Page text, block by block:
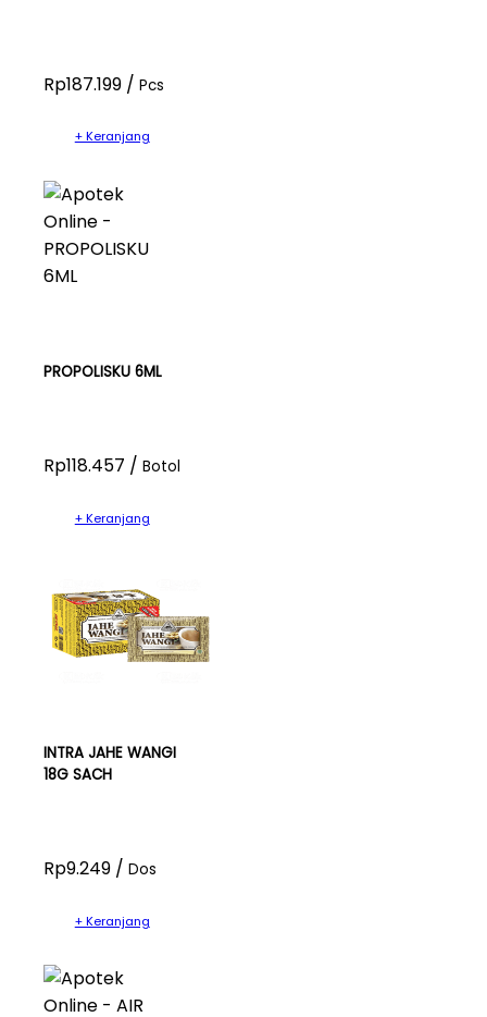
Rp187.199 / Pcs
+ Keranjang
PROPOLISKU 6ML
Rp118.457 / Botol
+ Keranjang
INTRA JAHE WANGI
18G SACH
Rp9.249 / Dos
+ Keranjang